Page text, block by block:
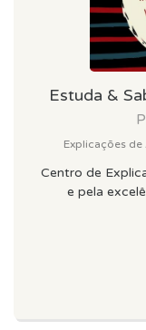
Estuda &
Explicações
Centro de
e pela